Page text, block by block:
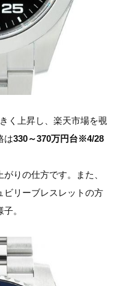
く上昇し、楽天市場を覗
は330～370万円台※4/28
りの仕方です。また、
ビリーブレスレットの方
。